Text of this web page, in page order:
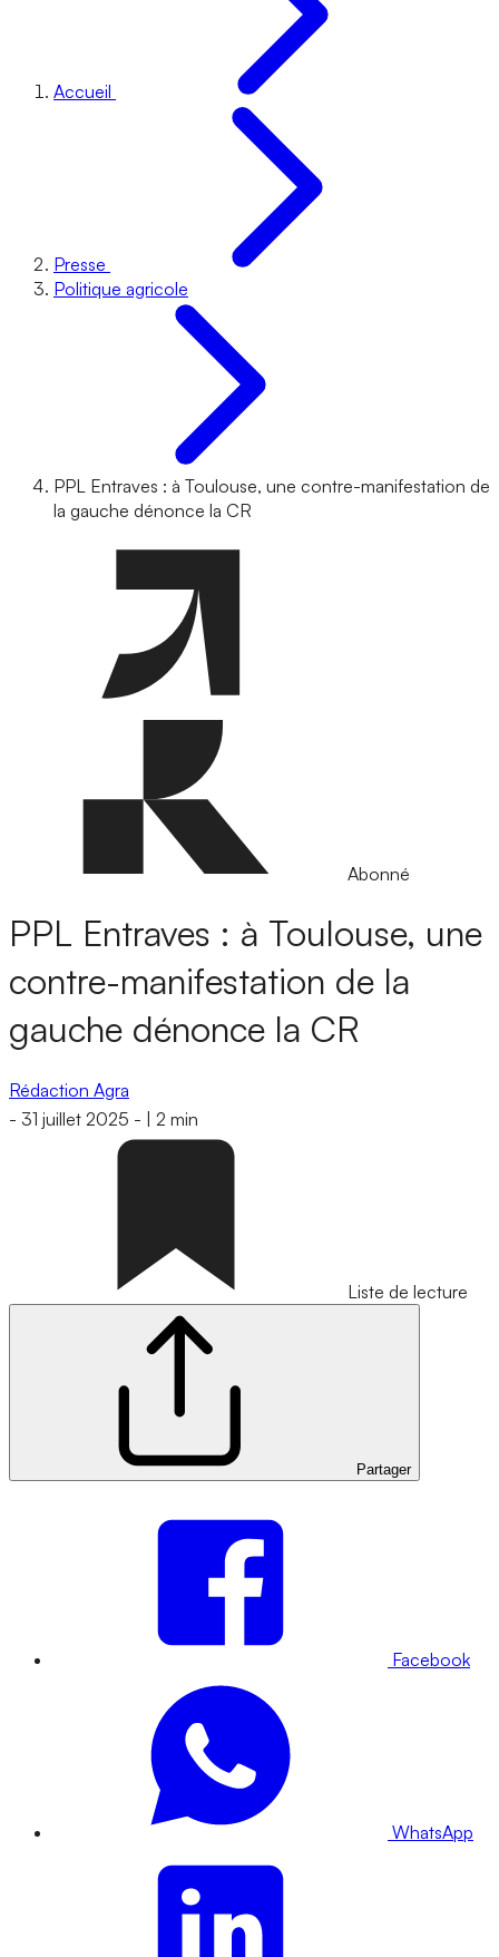
Accueil
Presse
Politique agricole
PPL Entraves : à Toulouse, une contre-manifestation de
la gauche dénonce la CR
Abonné
PPL Entraves : à Toulouse, une
contre-manifestation de la
gauche dénonce la CR
Rédaction Agra
- 31 juillet 2025 - 2 min
Liste de lecture
Partager
Facebook
WhatsApp